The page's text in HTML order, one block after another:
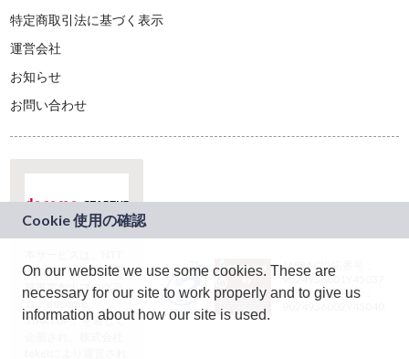
特定商取引法に基づく表示
運営会社
お知らせ
お問い合わせ
ドコモグループの新
規事業創出プログラ
ム「docomo
STARTUP」を通じて
JASRAC許諾番号：
9024936001Y45037
JASRAC許諾番号：
On our website we use some cookies. These are
necessary for our site to work properly and to give us
information about how our site is used.